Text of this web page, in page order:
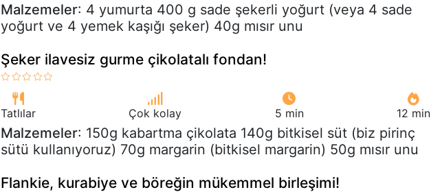
Malzemeler: 4 yumurta 400 g sade şekerli yoğurt (veya 4 sade
yoğurt ve 4 yemek kaşığı şeker) 40g mısır unu
Şeker ilavesiz gurme çikolatalı fondan!
Tatlılar Çok kolay 5 min 12 min
Malzemeler: 150g kabartma çikolata 140g bitkisel süt (biz pirinç
sütü kullanıyoruz) 70g margarin (bitkisel margarin) 50g mısır unu
Flankie, kurabiye ve böreğin mükemmel birleşimi!